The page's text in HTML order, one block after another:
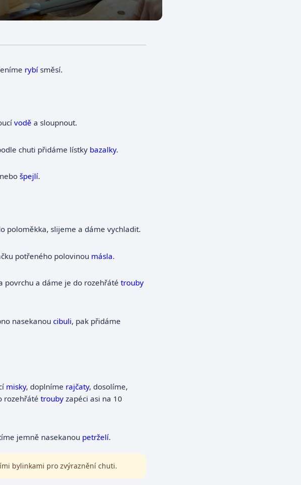
rybísměsí.
vodě a sloupnout.
chuti přidáme lístky bazalky.
špejlí.
poloměkka, slijeme a dáme vychladit.
potřeného polovinou másla.
povrchu a dáme je do rozehřáté trouby
nasekanou cibuli, pak přidáme
misky, doplníme rajčaty, dosolíme,
rozehřáté troubyzapéci asi na 10
jemně nasekanou petrželí.
bylinkami pro zvýraznění chuti.